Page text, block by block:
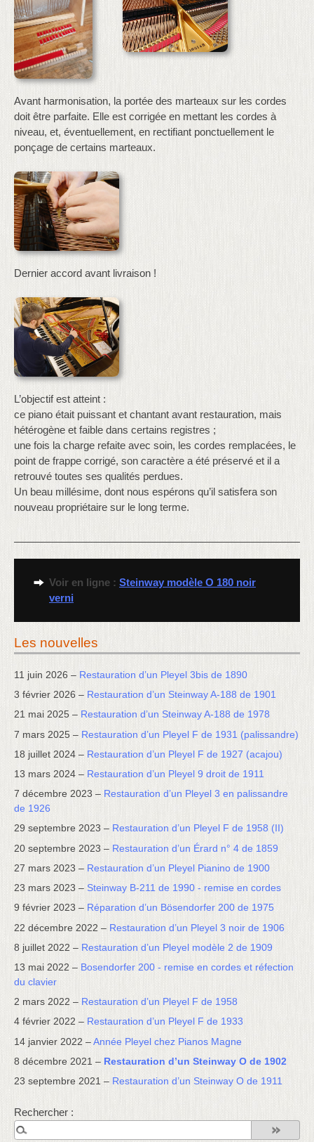
Avant harmonisation, la portée des marteaux sur les cordes
doit être parfaite. Elle est corrigée en mettant les cordes à
niveau, et, éventuellement, en rectifiant ponctuellement le
ponçage de certains marteaux.
Dernier accord avant livraison !
L’objectif est atteint :
ce piano était puissant et chantant avant restauration, mais
hétérogène et faible dans certains registres ;
une fois la charge refaite avec soin, les cordes remplacées, le
point de frappe corrigé, son caractère a été préservé et il a
retrouvé toutes ses qualités perdues.
Un beau millésime, dont nous espérons qu’il satisfera son
nouveau propriétaire sur le long terme.
Voir en ligne : Steinway modèle O 180 noir
verni
Les nouvelles
11 juin 2026 – Restauration d’un Pleyel 3bis de 1890
3 février 2026 – Restauration d’un Steinway A-188 de 1901
21 mai 2025 – Restauration d’un Steinway A-188 de 1978
7 mars 2025 – Restauration d’un Pleyel F de 1931 (palissandre)
18 juillet 2024 – Restauration d’un Pleyel F de 1927 (acajou)
13 mars 2024 – Restauration d’un Pleyel 9 droit de 1911
7 décembre 2023 – Restauration d’un Pleyel 3 en palissandre
de 1926
29 septembre 2023 – Restauration d’un Pleyel F de 1958 (II)
20 septembre 2023 – Restauration d’un Érard n° 4 de 1859
27 mars 2023 – Restauration d’un Pleyel Pianino de 1900
23 mars 2023 – Steinway B-211 de 1990 - remise en cordes
9 février 2023 – Réparation d’un Bösendorfer 200 de 1975
22 décembre 2022 – Restauration d’un Pleyel 3 noir de 1906
8 juillet 2022 – Restauration d’un Pleyel modèle 2 de 1909
13 mai 2022 – Bosendorfer 200 - remise en cordes et réfection
du clavier
2 mars 2022 – Restauration d’un Pleyel F de 1958
4 février 2022 – Restauration d’un Pleyel F de 1933
14 janvier 2022 –Année Pleyel chez Pianos Magne
8 décembre 2021 – Restauration d’un Steinway O de 1902
23 septembre 2021 – Restauration d’un Steinway O de 1911
Rechercher :